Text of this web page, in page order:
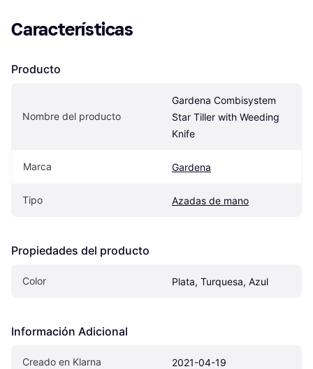
Características
Producto
Nombre del producto
Gardena Combisystem
Star Tiller with Weeding
Knife
Marca Gardena
Tipo Azadas de mano
Propiedades del producto
Color Plata, Turquesa, Azul
Información Adicional
Creado en Klarna 2021-04-19